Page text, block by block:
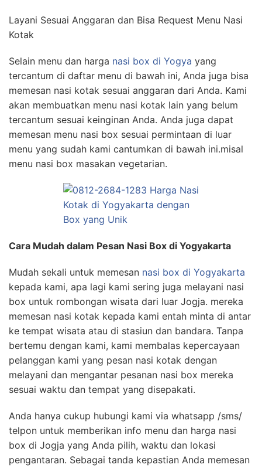
Layani Sesuai Anggaran dan Bisa Request Menu Nasi
Kotak
Selain menu dan harga nasi box di Yogya yang
tercantum di daftar menu di bawah ini, Anda juga bisa
memesan nasi kotak sesuai anggaran dari Anda. Kami
akan membuatkan menu nasi kotak lain yang belum
tercantum sesuai keinginan Anda. Anda juga dapat
memesan menu nasi box sesuai permintaan di luar
menu yang sudah kami cantumkan di bawah ini.misal
menu nasi box masakan vegetarian.
Cara Mudah dalam Pesan Nasi Box di Yogyakarta
Mudah sekali untuk memesan nasi box di Yogyakarta
kepada kami, apa lagi kami sering juga melayani nasi
box untuk rombongan wisata dari luar Jogja. mereka
memesan nasi kotak kepada kami entah minta di antar
ke tempat wisata atau di stasiun dan bandara. Tanpa
bertemu dengan kami, kami membalas kepercayaan
pelanggan kami yang pesan nasi kotak dengan
melayani dan mengantar pesanan nasi box mereka
sesuai waktu dan tempat yang disepakati.
Anda hanya cukup hubungi kami via whatsapp /sms/
telpon untuk memberikan info menu dan harga nasi
box di Jogja yang Anda pilih, waktu dan lokasi
pengantaran. Sebagai tanda kepastian Anda memesan